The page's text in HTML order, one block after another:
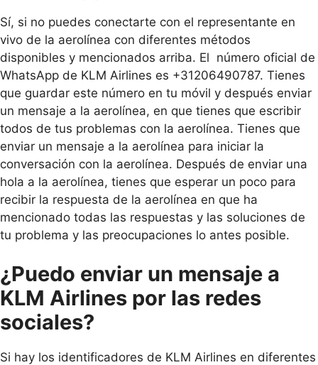
Sí, si no puedes conectarte con el representante en
vivo de la aerolínea con diferentes métodos
disponibles y mencionados arriba. El número oficial de
WhatsApp de KLM Airlines es +31206490787. Tienes
que guardar este número en tu móvil y después enviar
un mensaje a la aerolínea, en que tienes que escribir
todos de tus problemas con la aerolínea. Tienes que
enviar un mensaje a la aerolínea para iniciar la
conversación con la aerolínea. Después de enviar una
hola a la aerolínea, tienes que esperar un poco para
recibir la respuesta de la aerolínea en que ha
mencionado todas las respuestas y las soluciones de
tu problema y las preocupaciones lo antes posible.
¿Puedo enviar un mensaje a
KLM Airlines por las redes
sociales?
Si hay los identificadores de KLM Airlines en diferentes